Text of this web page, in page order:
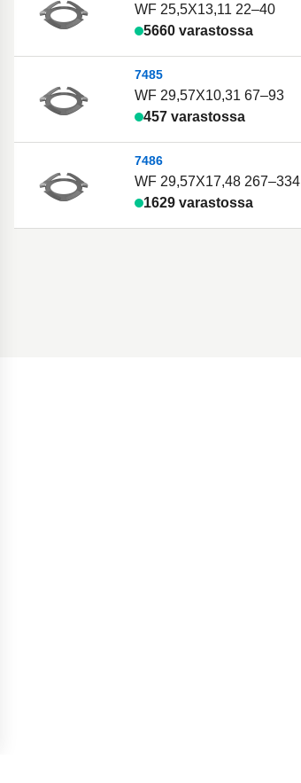
WF 25,5X13,11 22–40
5660 varastossa
7485
WF 29,57X10,31 67–93
457 varastossa
7486
WF 29,57X17,48 267–334
1629 varastossa